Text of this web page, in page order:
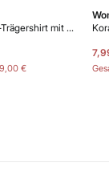
Rosa Baumwoll-Trägershirt mit Rüschen
9,00 €